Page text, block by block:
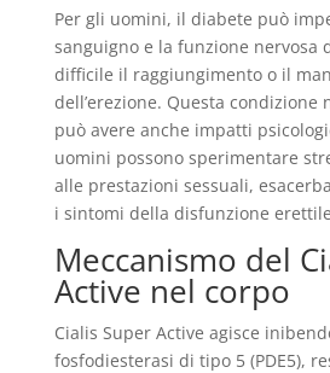
Per gli uomini, il diabete può
sanguigno e la funzione nervosa
difficile il raggiungimento o il
dell’erezione. Questa condizione
può avere anche impatti
uomini possono sperimentare
alle prestazioni sessuali,
i sintomi della disfunzione
Meccanismo del
Active nel corpo
Cialis Super Active agisce
fosfodiesterasi di tipo 5 (PDE5),